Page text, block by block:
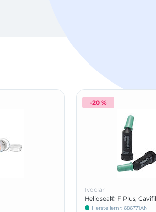
-20 %
Ivoclar
Helioseal® F Plus, Cavifil
Herstellernr: 686771AN